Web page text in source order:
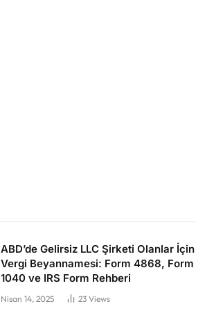
ABD’de Gelirsiz LLC Şirketi Olanlar İçin
Vergi Beyannamesi: Form 4868, Form
1040 ve IRS Form Rehberi
Nisan 14, 2025 23 Views